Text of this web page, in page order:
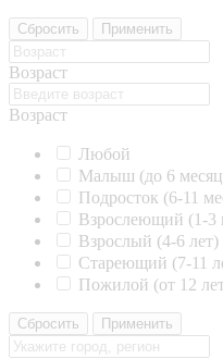
Сбросить Применить
Возраст
Возраст
Любой
Малыш (до 6
Подросток (6-11
Взрослеющий (1-3
Взрослый (4-6 лет)
Стареющий (7-11
Пожилой (от 12
Сбросить Применить